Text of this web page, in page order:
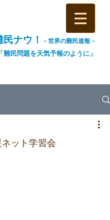
民ナウ！ －世界の難民速報－
「難民問題を天気予報のように」
ット学習会